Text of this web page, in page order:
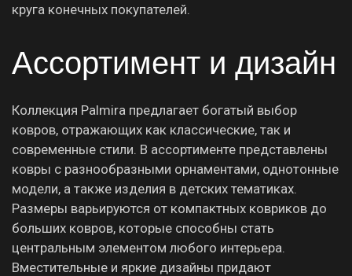
круга конечных покупателей.
Ассортимент и дизайн
Коллекция Palmira предлагает богатый выбор
ковров, отражающих как классические, так и
современные стили. В ассортименте представлены
ковры с разнообразными орнаментами, однотонные
модели, а также изделия в детских тематиках.
Размеры варьируются от компактных ковриков до
больших ковров, которые способны стать
центральным элементом любого интерьера.
Вместительные и яркие дизайны придают